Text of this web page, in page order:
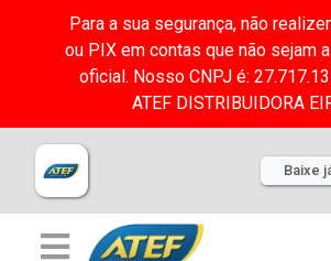
Para a sua segurança, não
ou PIX em contas que não sejam
oficial. Nosso CNPJ é:
ATEF DISTRIBUIDORA
Baixe